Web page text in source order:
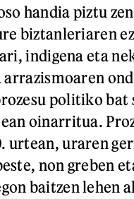
handia piztu
biztanleriaren
indigena eta
politiko
oinarritua.
urtean, uraren
non greben
baitzen lehen